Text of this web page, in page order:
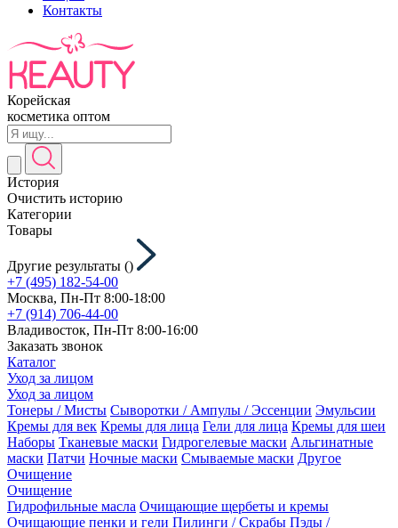
Контакты
Корейская
косметика оптом
История
Очистить историю
Категории
Товары
Другие результаты ()
+7 (495) 182-54-00
Москва, Пн-Пт 8:00-18:00
+7 (914) 706-44-00
Владивосток, Пн-Пт 8:00-16:00
Заказать звонок
Каталог
Уход за лицом
Уход за лицом
Тонеры / Мисты Сыворотки / Ампулы / Эссенции Эмульсии
Кремы для век Кремы для лица Гели для лица Кремы для шеи
Наборы Тканевые маски Гидрогелевые маски Альгинатные
маски Патчи Ночные маски Смываемые маски Другое
Очищение
Очищение
Гидрофильные масла Очищающие щербеты и кремы
Очищающие пенки и гели Пилинги / Скрабы Пэды /